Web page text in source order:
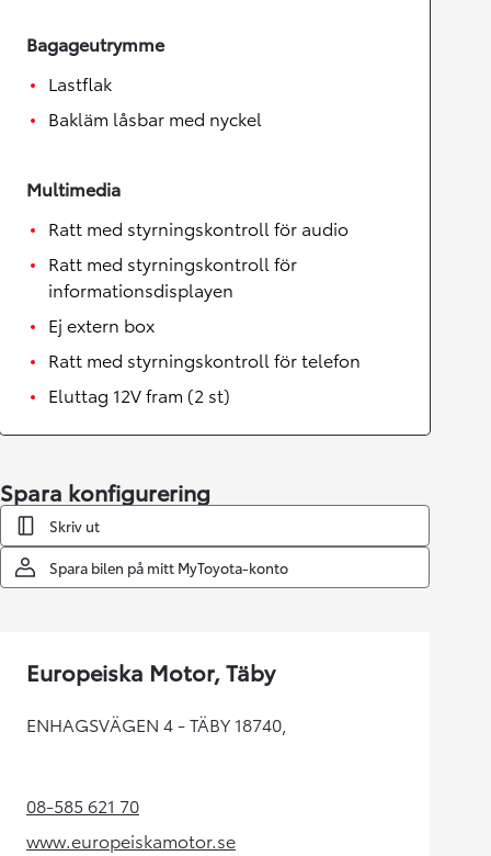
Bagageutrymme
Lastflak
Bakläm låsbar med nyckel
Multimedia
Ratt med styrningskontroll för audio
Ratt med styrningskontroll för
informationsdisplayen
Ej extern box
Ratt med styrningskontroll för telefon
Eluttag 12V fram (2 st)
Spara konfigurering
Skriv ut
Spara bilen på mitt MyToyota-konto
Europeiska Motor, Täby
ENHAGSVÄGEN 4 - TÄBY 18740,
08-585 621 70(Opens in new tab)
www.europeiskamotor.se